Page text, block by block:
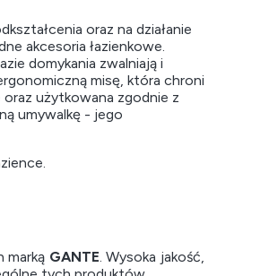
oraz na działanie
akcesoria łazienkowe.
domykania zwalniają i
misę, która chroni
użytkowana zgodnie z
umywalkę - jego
marką GANTE . Wysoka jakość,